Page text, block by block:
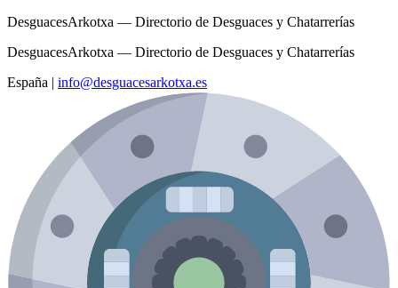
DesguacesArkotxa — Directorio de Desguaces y Chatarrerías
DesguacesArkotxa — Directorio de Desguaces y Chatarrerías
España | info@desguacesarkotxa.es